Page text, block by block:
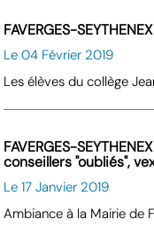
FAVERGES-
Le 04 Février 2019
Les élèves du collège
FAVERGES-
conseillers "oubliés",
Le 17 Janvier 2019
Ambiance à la Mairie de